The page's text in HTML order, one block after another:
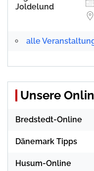
alle
Unsere
Bredstedt-Online
Dänemark Tipps
Husum-Online